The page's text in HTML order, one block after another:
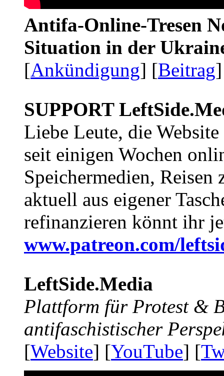
Antifa-Online-Tresen
Situation in der
[Ankündigung] [Beitrag
SUPPORT
Liebe Leute, die Website
seit einigen Wochen
Speichermedien, Reisen
aktuell aus eigener
refinanzieren könnt ihr
www.patreon.com/
LeftSide.Media
Plattform für Protest &
antifaschistischer
[Website] [YouTube] [